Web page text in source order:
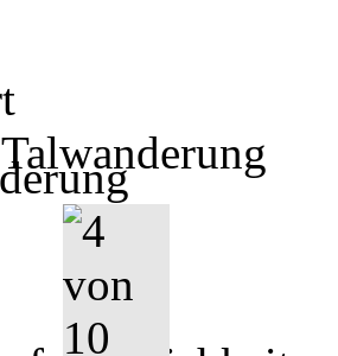
Talwanderung